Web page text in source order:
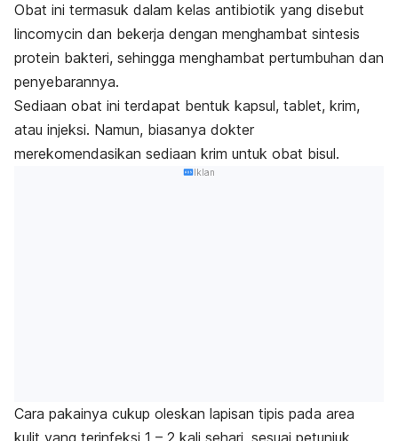
Obat ini termasuk dalam kelas antibiotik yang disebut
lincomycin dan bekerja dengan menghambat sintesis
protein bakteri, sehingga menghambat pertumbuhan dan
penyebarannya.
Sediaan obat ini terdapat bentuk kapsul, tablet, krim,
atau injeksi. Namun, biasanya dokter
merekomendasikan sediaan krim untuk obat bisul.
Iklan
Cara pakainya cukup oleskan lapisan tipis pada area
kulit yang terinfeksi 1 – 2 kali sehari, sesuai petunjuk